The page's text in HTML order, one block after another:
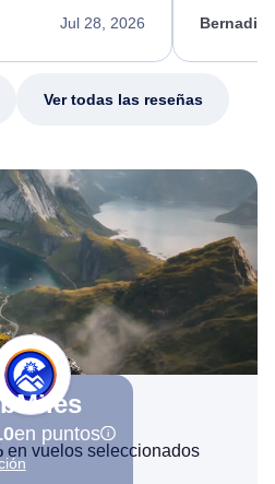
Jul 28, 2026
my issue.
Ver todas las reseñas
en puntos
en vuelos seleccionados